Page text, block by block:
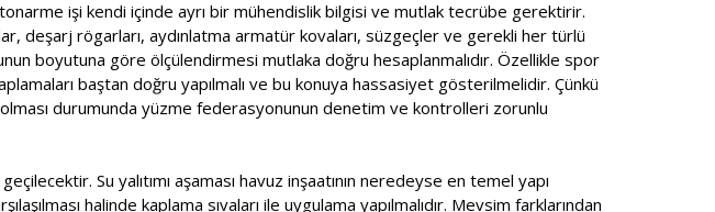
işi kendi içinde ayrı bir mühendislik bilgisi ve mutlak tecrübe gerektirir.
deşarj rögarları, aydınlatma armatür kovaları, süzgeçler ve gerekli her türlü
boyutuna göre ölçülendirmesi mutlaka doğru hesaplanmalıdır. Özellikle spor
baştan doğru yapılmalı ve bu konuya hassasiyet gösterilmelidir. Çünkü
durumunda yüzme federasyonunun denetim ve kontrolleri zorunlu
Su yalıtımı aşaması havuz inşaatının neredeyse en temel yapı
halinde kaplama sıvaları ile uygulama yapılmalıdır. Mevsim farklarından